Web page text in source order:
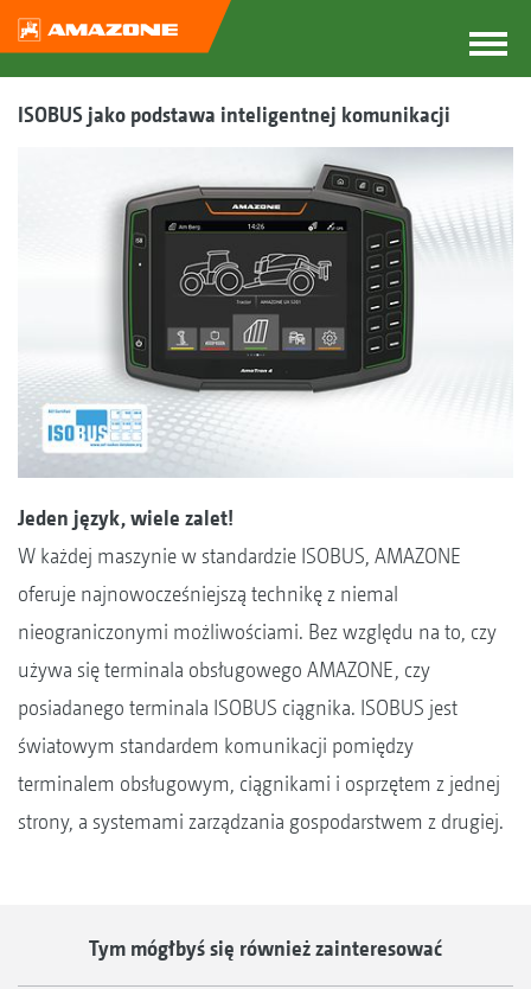
ISOBUS jako podstawa inteligentnej komunikacji
Jeden język, wiele zalet!
W każdej maszynie w standardzie ISOBUS, AMAZONE
oferuje najnowocześniejszą technikę z niemal
nieograniczonymi możliwościami. Bez względu na to, czy
używa się terminala obsługowego AMAZONE, czy
posiadanego terminala ISOBUS ciągnika. ISOBUS jest
światowym standardem komunikacji pomiędzy
terminalem obsługowym, ciągnikami i osprzętem z jednej
strony, a systemami zarządzania gospodarstwem z drugiej.
Tym mógłbyś się również zainteresować